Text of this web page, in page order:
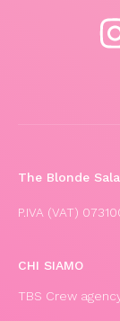
The Blonde
P.IVA (VAT)
CHI SIAMO
TBS Crew